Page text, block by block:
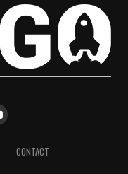
CONTACT